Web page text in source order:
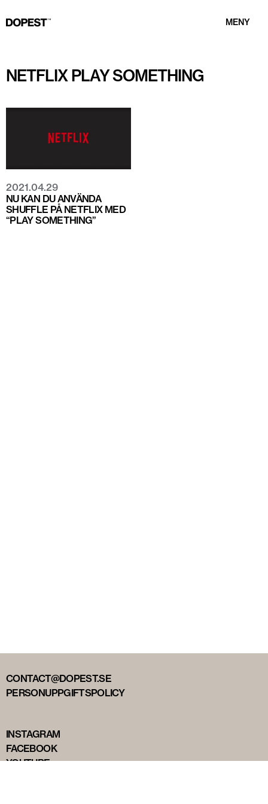
MENY
NETFLIX PLAY SOMETHING
2021.04.29
NU KAN DU ANVÄNDA
SHUFFLE PÅ NETFLIX MED
“PLAY SOMETHING”
CONTACT@DOPEST.SE
PERSONUPPGIFTSPOLICY
INSTAGRAM
FACEBOOK
YOUTUBE